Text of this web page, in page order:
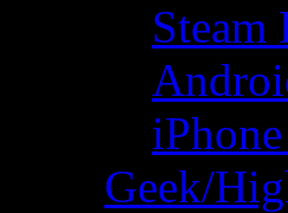
Steam
Geek/